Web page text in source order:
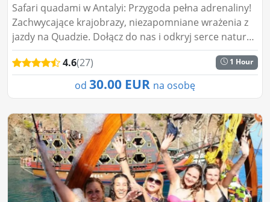
Safari quadami w Antalyi: Przygoda pełna adrenaliny!
Zachwycające krajobrazy, niezapomniane wrażenia z
jazdy na Quadzie. Dołącz do nas i odkryj serce natury
w zabawny i ekscytujący sposób....
4.6(27) 1 Hour
od 30.00 EUR na osobę